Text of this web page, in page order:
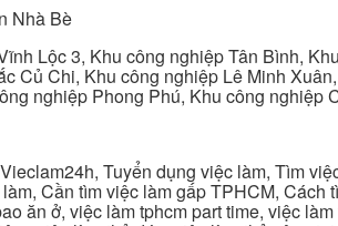
Nhà Bè
Lộc 3, Khu công nghiệp Tân Bình,
Chi, Khu công nghiệp Lê Minh
nghiệp Phong Phú, Khu công nghiệp
Tuyển dụng việc làm, Tìm
Cần tìm việc làm gấp TPHCM,
ăn ở, việc làm tphcm part time, việc